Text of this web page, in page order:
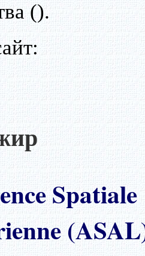
().
Spatiale